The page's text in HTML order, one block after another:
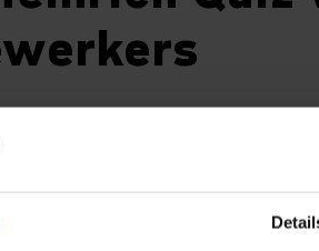
rond kennis, teamspirit en